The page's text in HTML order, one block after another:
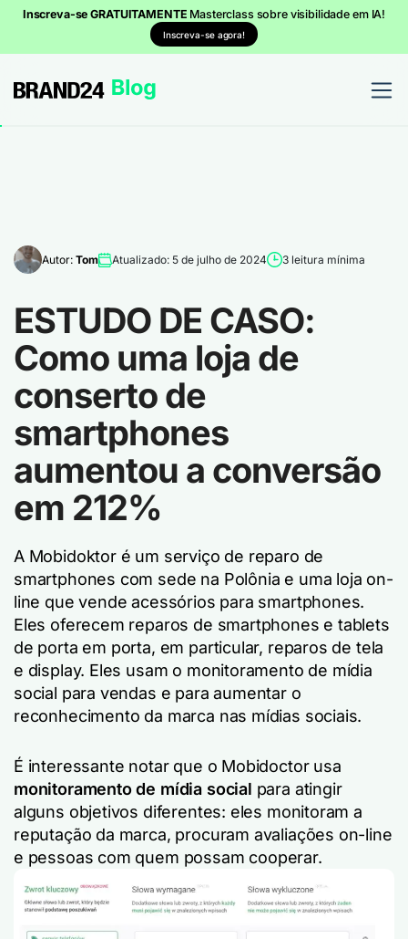
Inscreva-se GRATUITAMENTE Masterclass sobre visibilidade em IA!
Inscreva-se agora!
Autor: Tom Atualizado: 5 de julho de 2024 3 leitura mínima
ESTUDO DE CASO:
Como uma loja de
conserto de
smartphones
aumentou a conversão
em 212%
A Mobidoktor é um serviço de reparo de
smartphones com sede na Polônia e uma loja on-
line que vende acessórios para smartphones.
Eles oferecem reparos de smartphones e tablets
de porta em porta, em particular, reparos de tela
e display. Eles usam o monitoramento de mídia
social para vendas e para aumentar o
reconhecimento da marca nas mídias sociais.
É interessante notar que o Mobidoctor usa
monitoramento de mídia social para atingir
alguns objetivos diferentes: eles monitoram a
reputação da marca, procuram avaliações on-line
e pessoas com quem possam cooperar.